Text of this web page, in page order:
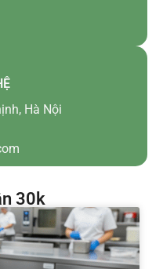
Hà Nội
30k